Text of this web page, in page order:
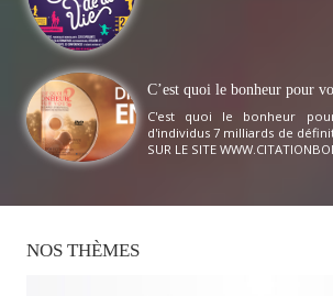
C’est quoi le bonheur pour
C'est quoi le bonheur
d'individus 7 milliards de
SUR LE SITE
NOS THÈMES